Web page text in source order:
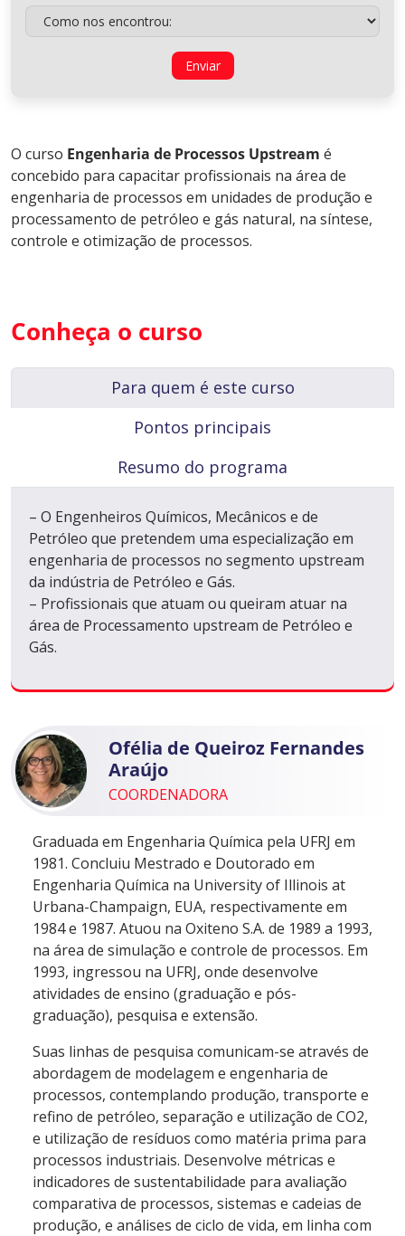
O curso Engenharia de Processos Upstream é
concebido para capacitar profissionais na área de
engenharia de processos em unidades de produção e
processamento de petróleo e gás natural, na síntese,
controle e otimização de processos.
Conheça o curso
Para quem é este curso
Pontos principais
Resumo do programa
– O Engenheiros Químicos, Mecânicos e de
Petróleo que pretendem uma especialização em
engenharia de processos no segmento upstream
da indústria de Petróleo e Gás.
– Profissionais que atuam ou queiram atuar na
área de Processamento upstream de Petróleo e
Gás.
Ofélia de Queiroz Fernandes
Araújo
COORDENADORA
Graduada em Engenharia Química pela UFRJ em
1981. Concluiu Mestrado e Doutorado em
Engenharia Química na University of Illinois at
Urbana-Champaign, EUA, respectivamente em
1984 e 1987. Atuou na Oxiteno S.A. de 1989 a 1993,
na área de simulação e controle de processos. Em
1993, ingressou na UFRJ, onde desenvolve
atividades de ensino (graduação e pós-
graduação), pesquisa e extensão.
Suas linhas de pesquisa comunicam-se através de
abordagem de modelagem e engenharia de
processos, contemplando produção, transporte e
refino de petróleo, separação e utilização de CO2,
e utilização de resíduos como matéria prima para
processos industriais. Desenvolve métricas e
indicadores de sustentabilidade para avaliação
comparativa de processos, sistemas e cadeias de
produção, e análises de ciclo de vida, em linha com